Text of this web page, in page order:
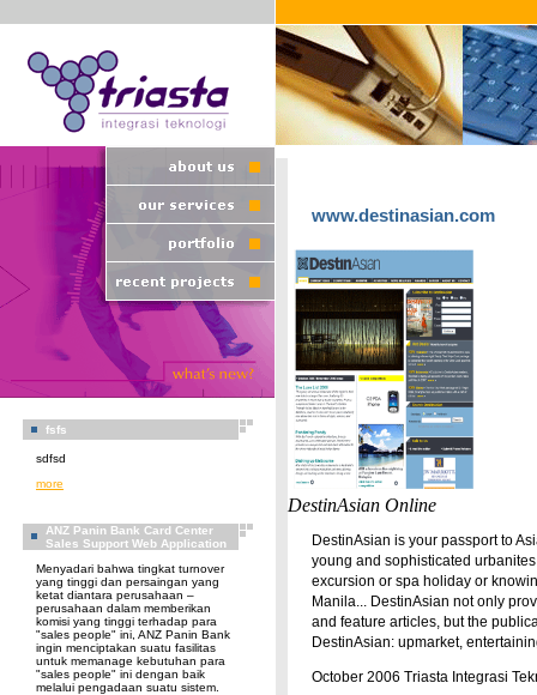
fsfs
sdfsd
more
ANZ Panin Bank Card Center
Sales Support Web Application
Menyadari bahwa tingkat turnover
yang tinggi dan persaingan yang
ketat diantara perusahaan –
perusahaan dalam memberikan
komisi yang tinggi terhadap para
"sales people" ini, ANZ Panin Bank
ingin menciptakan suatu fasilitas
untuk memanage kebutuhan para
"sales people" ini dengan baik
melalui pengadaan suatu sistem.
www.destinasian.com
DestinAsian Online
DestinAsian is your passport to
young and sophisticated
excursion or spa holiday or
Manila... DestinAsian not only
and feature articles, but the
DestinAsian: upmarket,
October 2006 Triasta Integrasi